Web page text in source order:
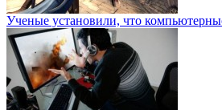
Ученые установили, что